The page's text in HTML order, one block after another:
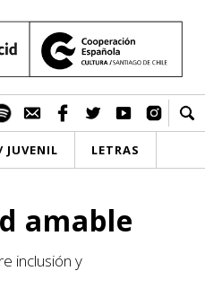
LETRAS
amable
inclusión y